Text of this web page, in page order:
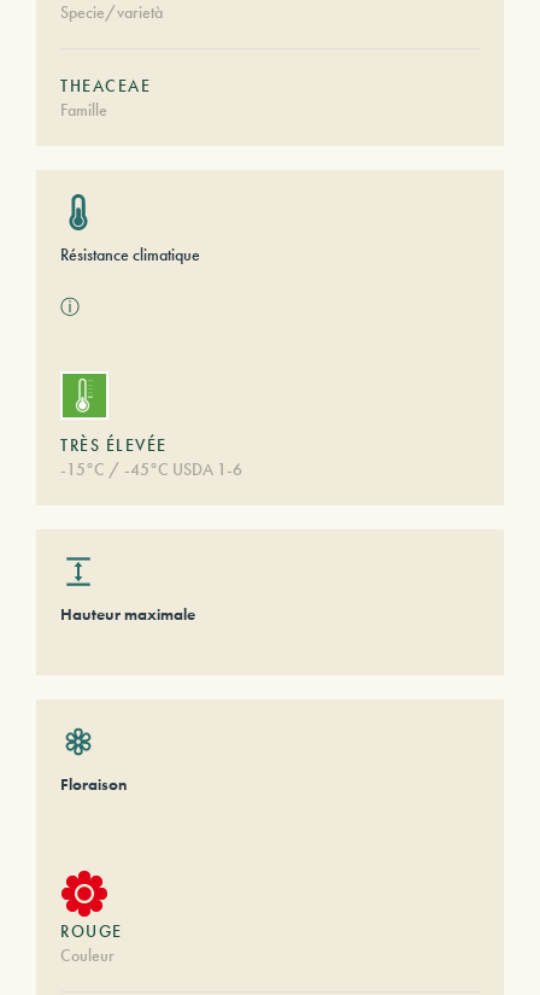
Specie/varietà
THEACEAE
Famille
Résistance climatique
ⓘ
TRÈS ÉLEVÉE
-15°C / -45°C USDA 1-6
Hauteur maximale
Floraison
ROUGE
Couleur